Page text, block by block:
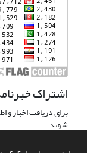
اشتراک
برای دریافت اخبار
شوید.